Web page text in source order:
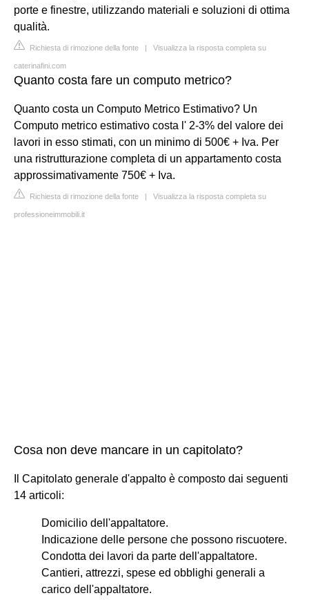
porte e finestre, utilizzando materiali e soluzioni di ottima
qualità.
Richiesta di rimozione della fonte | Visualizza la risposta completa su
caterinafini.com
Quanto costa fare un computo metrico?
Quanto costa un Computo Metrico Estimativo? Un
Computo metrico estimativo costa l' 2-3% del valore dei
lavori in esso stimati, con un minimo di 500€ + Iva. Per
una ristrutturazione completa di un appartamento costa
approssimativamente 750€ + Iva.
Richiesta di rimozione della fonte | Visualizza la risposta completa su
professioneimmobili.it
Cosa non deve mancare in un capitolato?
Il Capitolato generale d'appalto è composto dai seguenti
14 articoli:
Domicilio dell'appaltatore.
Indicazione delle persone che possono riscuotere.
Condotta dei lavori da parte dell'appaltatore.
Cantieri, attrezzi, spese ed obblighi generali a
carico dell'appaltatore.